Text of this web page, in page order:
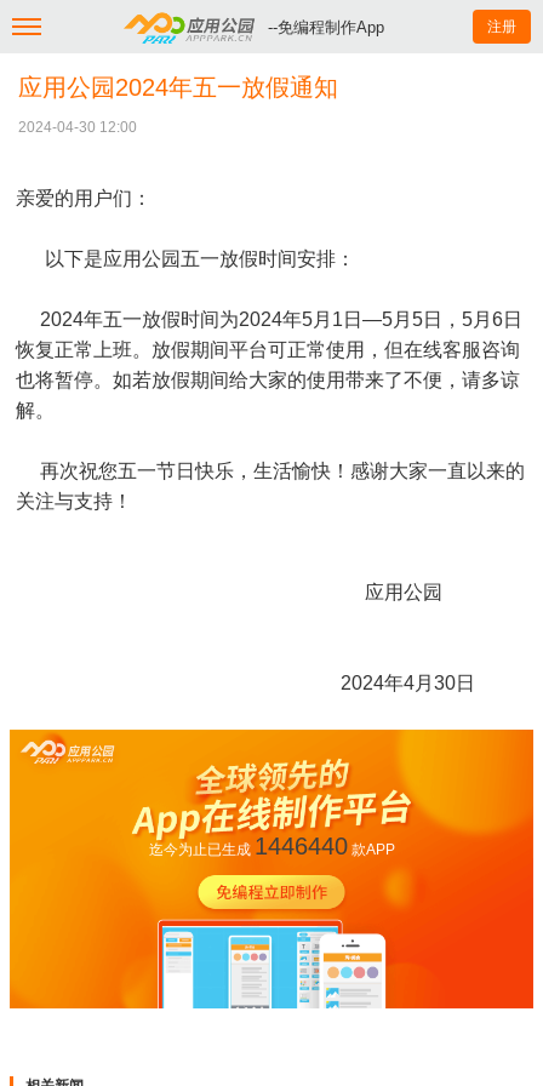
--免编程制作App 注册
应用公园2024年五一放假通知
2024-04-30 12:00
亲爱的用户们：
以下是应用公园五一放假时间安排：
2024年五一放假时间为2024年5月1日—5月5日，5月6日
恢复正常上班。放假期间平台可正常使用，但在线客服咨询
也将暂停。如若放假期间给大家的使用带来了不便，请多谅
解。
再次祝您五一节日快乐，生活愉快！感谢大家一直以来的
关注与支持！
应用公园
2024年4月30日
迄今为止已生成 1446440款APP